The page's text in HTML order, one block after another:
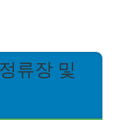
류장 및